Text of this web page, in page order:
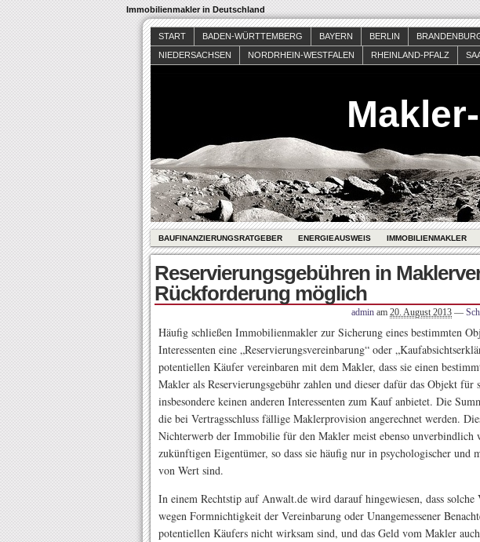
Immobilienmakler in Deutschland
START BADEN-WÜRTTEMBERG BAYERN BERLIN
NIEDERSACHSEN
NORDRHEIN-WESTFALEN RHEINLAND-PFALZ
BAUFINANZIERUNGSRATGEBER ENERGIEAUSWEIS IMMOBILIENMAKLER
Reservierungsgebühren in
Rückforderung möglich
admin am 20. August 2013 —
Häufig schließen Immobilienmakler zur Sicherung eines bestimmten
Interessenten eine „Reservierungsvereinbarung“ oder
potentiellen Käufer vereinbaren mit dem Makler, dass sie einen
Makler als Reservierungsgebühr zahlen und dieser dafür das Objekt für
insbesondere keinen anderen Interessenten zum Kauf anbietet. Die
die bei Vertragsschluss fällige Maklerprovision angerechnet werden.
Nichterwerb der Immobilie für den Makler meist ebenso unverbindlich
zukünftigen Eigentümer, so dass sie häufig nur in psychologischer und
von Wert sind.
In einem Rechtstip auf Anwalt.de wird darauf hingewiesen, dass solche
wegen Formnichtigkeit der Vereinbarung oder Unangemessener
potentiellen Käufers nicht wirksam sind, und das Geld vom Makler